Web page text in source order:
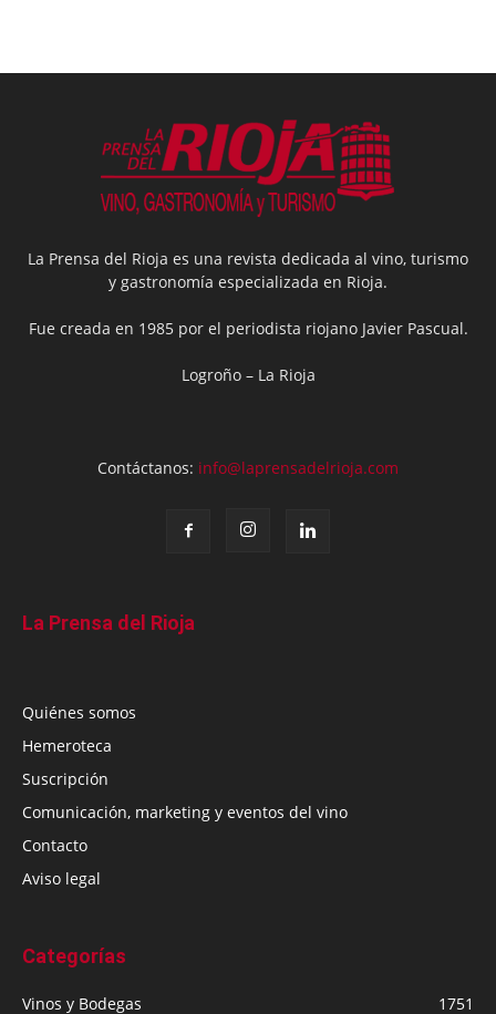
La Prensa del Rioja es una revista dedicada al vino, turismo
y gastronomía especializada en Rioja.
Fue creada en 1985 por el periodista riojano Javier Pascual.
Logroño – La Rioja
Contáctanos: info@laprensadelrioja.com
La Prensa del Rioja
Quiénes somos
Hemeroteca
Suscripción
Comunicación, marketing y eventos del vino
Contacto
Aviso legal
Categorías
Vinos y Bodegas 1751